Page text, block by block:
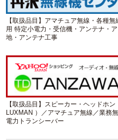
【取扱品目】アマチュア無線・各種
用 特定小電力・受信機・アンテナ・
地・アンテナ工事
【取扱品目】スピーカー・ヘッドホ
LUXMAN ）／アマチュア無線／業務
電力トランシーバー